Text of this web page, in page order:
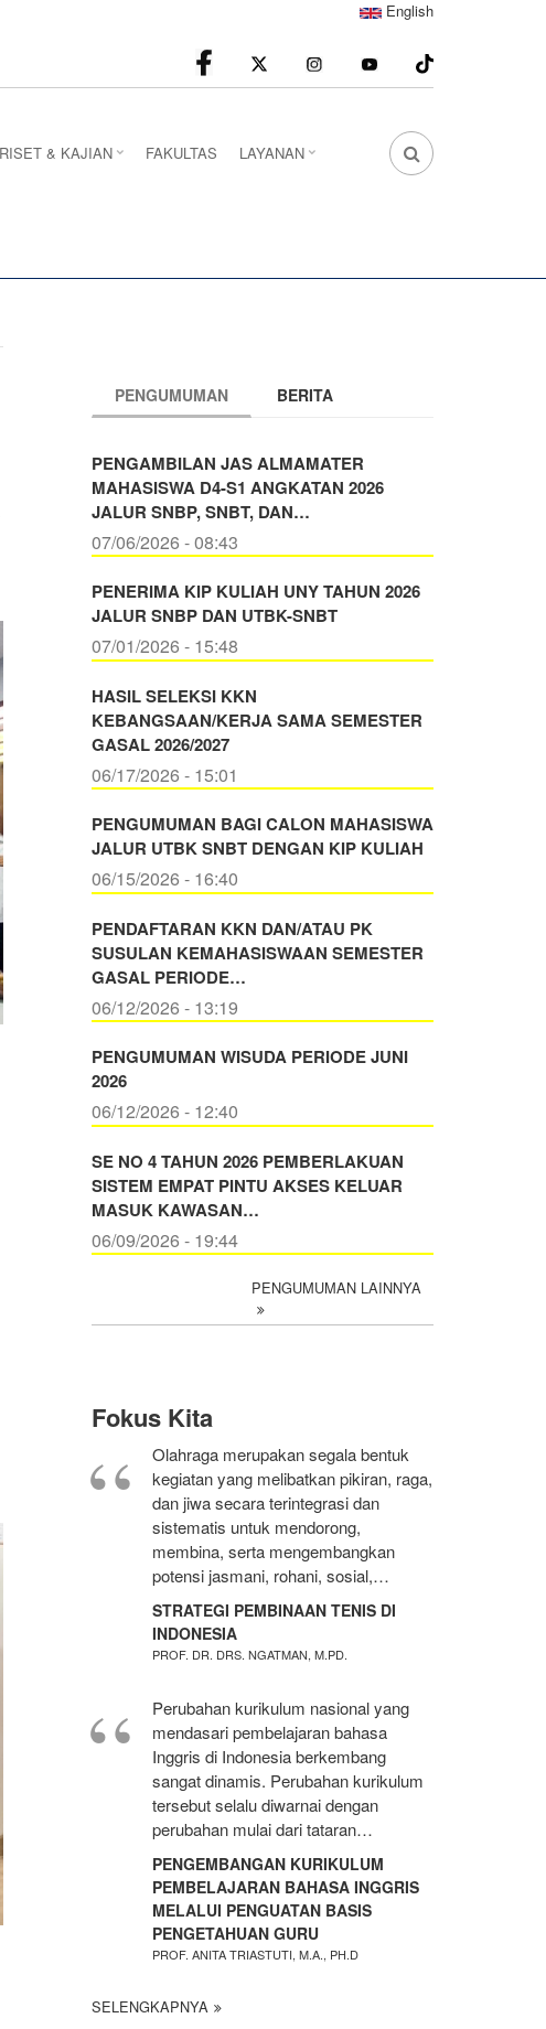
English
facebook Instagram youtube
FA
RISET & KAJIAN FAKULTAS LAYANAN
PENGUMUMAN BERITA
PENGAMBILAN JAS ALMAMATER
MAHASISWA D4-S1 ANGKATAN 2026
JALUR SNBP, SNBT, DAN…
07/06/2026 - 08:43
PENERIMA KIP KULIAH UNY TAHUN 2026
JALUR SNBP DAN UTBK-SNBT
07/01/2026 - 15:48
HASIL SELEKSI KKN
KEBANGSAAN/KERJA SAMA SEMESTER
GASAL 2026/2027
06/17/2026 - 15:01
PENGUMUMAN BAGI CALON MAHASISWA
JALUR UTBK SNBT DENGAN KIP KULIAH
06/15/2026 - 16:40
PENDAFTARAN KKN DAN/ATAU PK
SUSULAN KEMAHASISWAAN SEMESTER
GASAL PERIODE…
06/12/2026 - 13:19
PENGUMUMAN WISUDA PERIODE JUNI
2026
06/12/2026 - 12:40
SE NO 4 TAHUN 2026 PEMBERLAKUAN
SISTEM EMPAT PINTU AKSES KELUAR
MASUK KAWASAN…
06/09/2026 - 19:44
PENGUMUMAN LAINNYA
Fokus Kita
Olahraga merupakan segala bentuk
kegiatan yang melibatkan pikiran, raga,
dan jiwa secara terintegrasi dan
sistematis untuk mendorong,
membina, serta mengembangkan
potensi jasmani, rohani, sosial,…
STRATEGI PEMBINAAN TENIS DI
INDONESIA
PROF. DR. DRS. NGATMAN, M.PD.
Perubahan kurikulum nasional yang
mendasari pembelajaran bahasa
Inggris di Indonesia berkembang
sangat dinamis. Perubahan kurikulum
tersebut selalu diwarnai dengan
perubahan mulai dari tataran…
PENGEMBANGAN KURIKULUM
PEMBELAJARAN BAHASA INGGRIS
MELALUI PENGUATAN BASIS
PENGETAHUAN GURU
PROF. ANITA TRIASTUTI, M.A., PH.D
SELENGKAPNYA